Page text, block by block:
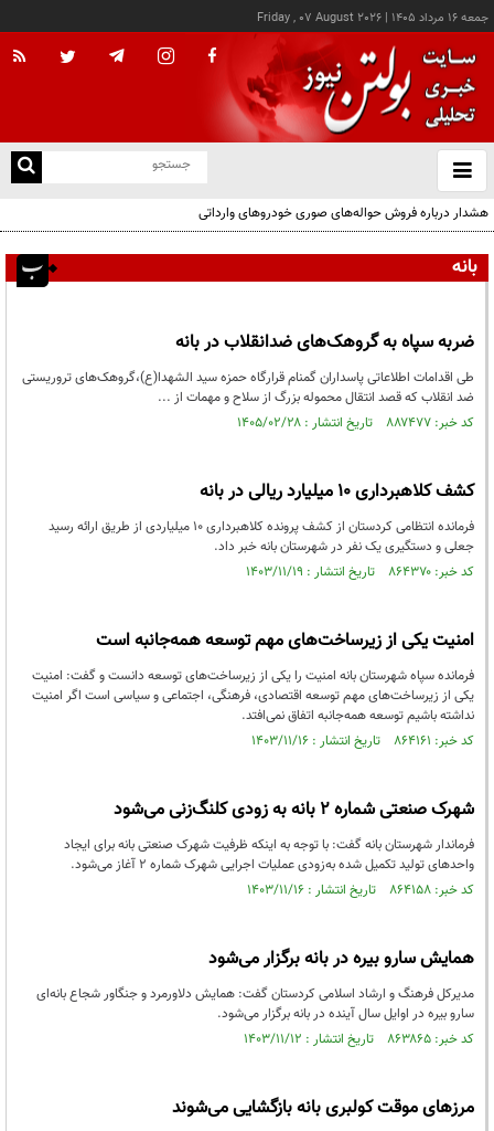
جمعه ۱۶ مرداد ۱۴۰۵ |
Friday , 07 August 2026
باز
و
هشدار درباره فروش حواله‌های صوری خودروهای وارداتی
بانه
ضربه سپاه به گروهک‌های ضدانقلاب در بانه
طی اقدامات اطلاعاتی پاسداران گمنام قرارگاه حمزه سید الشهدا(ع)،گروهک‌های تروریستی
ضد انقلاب که قصد انتقال محموله بزرگ از سلاح و مهمات از ...
کد خبر: ۸۸۷۴۷۷ تاریخ انتشار : ۱۴۰۵/۰۲/۲۸
کشف کلاهبرداری 10 ميليارد ریالی در بانه
فرمانده انتظامی کردستان از کشف پرونده کلاهبرداری 10 ميلياردی از طريق ارائه رسيد
جعلی و دستگيری يک نفر در شهرستان بانه خبر داد.
کد خبر: ۸۶۴۳۷۰ تاریخ انتشار : ۱۴۰۳/۱۱/۱۹
امنیت یکی از زیرساخت‌های مهم توسعه همه‌جانبه است
فرمانده سپاه شهرستان بانه امنیت را یکی از زیرساخت‌های توسعه دانست و گفت: امنیت
یکی از زیرساخت‌های مهم توسعه اقتصادی، فرهنگی، اجتماعی و سیاسی است اگر امنیت
نداشته باشیم توسعه همه‌جانبه اتفاق نمی‌افتد.
کد خبر: ۸۶۴۱۶۱ تاریخ انتشار : ۱۴۰۳/۱۱/۱۶
شهرک صنعتی شماره ۲ بانه به زودی کلنگ‌زنی می‌شود
فرماندار شهرستان بانه گفت: با توجه به اینکه ظرفیت شهرک صنعتی بانه برای ایجاد
واحدهای تولید تکمیل شده به‌زودی عملیات اجرایی شهرک شماره 2 آغاز می‌شود.
کد خبر: ۸۶۴۱۵۸ تاریخ انتشار : ۱۴۰۳/۱۱/۱۶
همایش سارو بیره در بانه برگزار می‌شود
مدیرکل فرهنگ و ارشاد اسلامی کردستان گفت: همایش دلاورمرد و جنگاور شجاع بانه‌ای
سارو بیره در اوایل سال آینده در بانه برگزار می‌شود.
کد خبر: ۸۶۳۸۶۵ تاریخ انتشار : ۱۴۰۳/۱۱/۱۲
مرزهای موقت کولبری بانه بازگشایی می‌شوند